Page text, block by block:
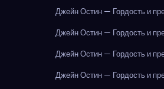
Джейн Остин — Гордость и
Джейн Остин — Гордость и
Джейн Остин — Гордость и
Джейн Остин — Гордость и